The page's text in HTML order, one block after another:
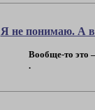
Я не понимаю. А
Вообще-то это
.